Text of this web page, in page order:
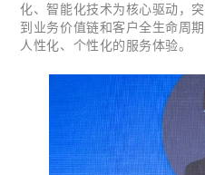
化、智能化技术为核心驱动，
到业务价值链和客户全生命周
人性化、个性化的服务体验。